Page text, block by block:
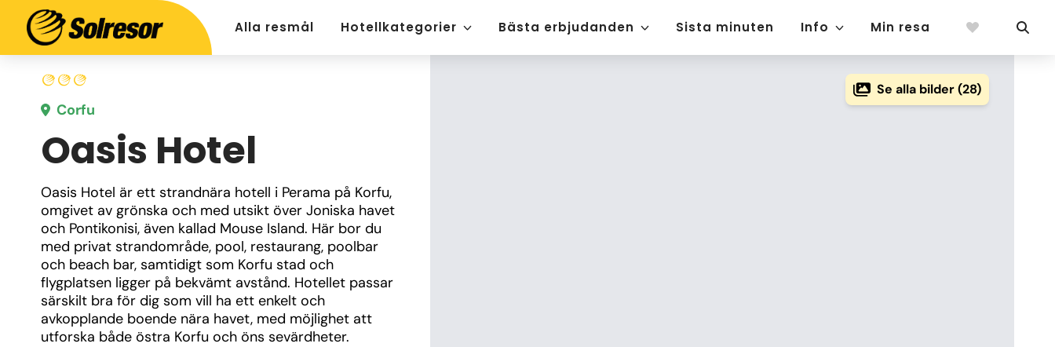
Alla resmål Hotellkategorier Bästa erbjudanden Sista minuten Info Min resa
Corfu
Oasis Hotel
Oasis Hotel är ett strandnära hotell i Perama på Korfu,
omgivet av grönska och med utsikt över Joniska havet
och Pontikonisi, även kallad Mouse Island. Här bor du
med privat strandområde, pool, restaurang, poolbar
och beach bar, samtidigt som Korfu stad och
flygplatsen ligger på bekvämt avstånd. Hotellet passar
särskilt bra för dig som vill ha ett enkelt och
avkopplande boende nära havet, med möjlighet att
utforska både östra Korfu och öns sevärdheter.
Se alla bilder (28)